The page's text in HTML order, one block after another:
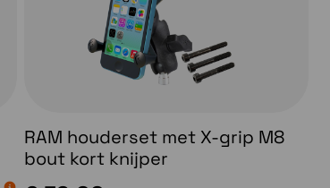
RAM houderset met X-grip M8
bout kort knijper